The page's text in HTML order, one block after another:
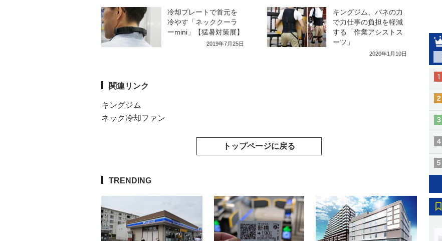
冷却プレートで首元を
冷やす「ネッククーラ
ーmini」【猛暑対策展】
2019年7月25日
キングジム、バネの力
で力仕事の負担を軽減
する「作業アシストス
ーツ」
2020年1月10日
関連リンク
キングジム
ネック冷却ファン
トップページに戻る
TRENDING